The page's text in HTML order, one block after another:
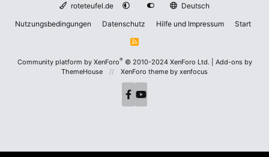
roteteufel.de
Deutsch
Nutzungsbedingungen
Datenschutz Hilfe und Impressum Start
R
Community platform by XenForo® © 2010-2024 XenForo Ltd.
Add-ons by
ThemeHouse
XenForo theme by xenfocus